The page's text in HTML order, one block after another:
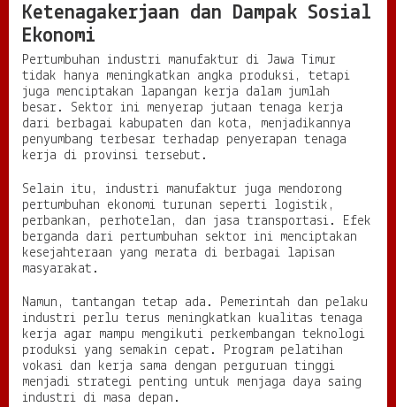
Ketenagakerjaan dan Dampak Sosial
Ekonomi
Pertumbuhan industri manufaktur di Jawa Timur
tidak hanya meningkatkan angka produksi, tetapi
juga menciptakan lapangan kerja dalam jumlah
besar. Sektor ini menyerap jutaan tenaga kerja
dari berbagai kabupaten dan kota, menjadikannya
penyumbang terbesar terhadap penyerapan tenaga
kerja di provinsi tersebut.
Selain itu, industri manufaktur juga mendorong
pertumbuhan ekonomi turunan seperti logistik,
perbankan, perhotelan, dan jasa transportasi. Efek
berganda dari pertumbuhan sektor ini menciptakan
kesejahteraan yang merata di berbagai lapisan
masyarakat.
Namun, tantangan tetap ada. Pemerintah dan pelaku
industri perlu terus meningkatkan kualitas tenaga
kerja agar mampu mengikuti perkembangan teknologi
produksi yang semakin cepat. Program pelatihan
vokasi dan kerja sama dengan perguruan tinggi
menjadi strategi penting untuk menjaga daya saing
industri di masa depan.